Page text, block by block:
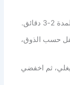
حسب الذوق،
ثم اخفضي